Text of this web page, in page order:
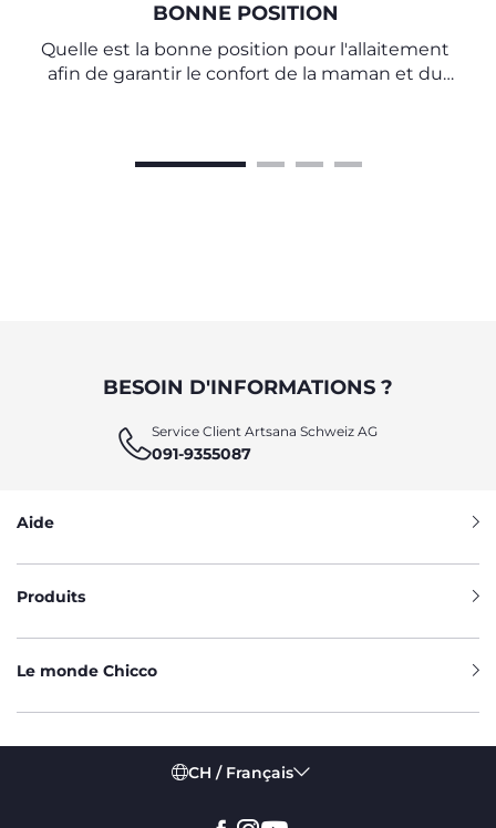
BONNE POSITION
Quelle est la bonne position pour l'allaitement
afin de garantir le confort de la maman et du
BESOIN D'INFORMATIONS ?
Service Client Artsana Schweiz AG
091-9355087
Aide
Produits
Le monde Chicco
CH / Français